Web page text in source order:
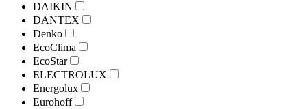
DAIKIN
DANTEX
Denko
EcoClima
EcoStar
ELECTROLUX
Energolux
Eurohoff